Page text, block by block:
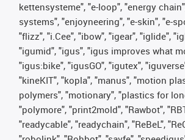
kettensysteme", "e-loop", "energy
systems", "enjoyneering", "e-skin", "e-
"flizz", "i.Cee", "ibow", "igear", "iglide",
"igumid", "igus", "igus improves what
"igus:bike", "igusGO", "igutex",
"kineKIT", "kopla", "manus", "motion
polymers", "motionary", "plastics for
"polymore", "print2mold", "Rawbot",
"readycable", "readychain", "ReBeL",